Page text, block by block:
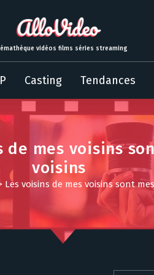
vidéos films séries streaming
Casting Tendances
de mes voisins
voisins
Les voisins de mes voisins sont